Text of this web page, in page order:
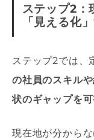
ステップ2：
「見える化
ステップ2では、
の社員のスキル
状のギャップを
現在地が分から